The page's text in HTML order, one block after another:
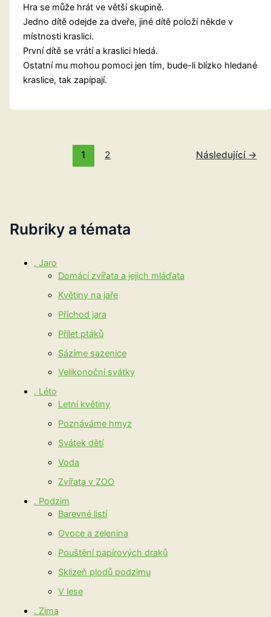
Rubriky a témata
. Jaro
Domácí zvířata a jejich mláďata
Květiny na jaře
Příchod jara
Přílet ptáků
Sázíme sazenice
Velikonoční svátky
. Léto
Letní květiny
Poznáváme hmyz
Svátek dětí
Voda
Zvířata v ZOO
. Podzim
Barevné listí
Ovoce a zelenina
Pouštění papírových draků
Sklizeň plodů podzimu
V lese
. Zima
Hra se může hrát ve větší skupině.
Jedno dítě odejde za dveře, jiné dítě položí někde v
místnosti kraslici.
První dítě se vrátí a kraslici hledá.
Ostatní mu mohou pomoci jen tím, bude-li blízko hledané
kraslice, tak zapípají.
1 2 Následující →